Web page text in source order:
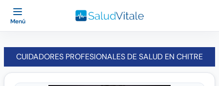
Menú
CUIDADORES PROFESIONALES DE SALUD EN CHITRE